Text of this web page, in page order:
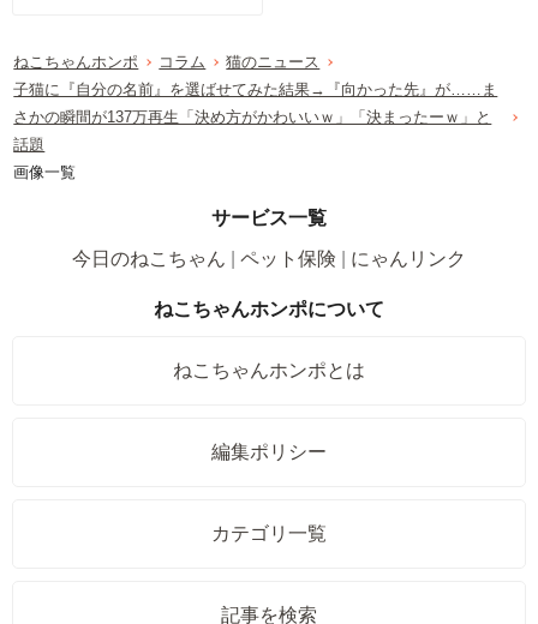
ねこちゃんホンポ コラム
猫のニュース
子猫に『自分の名前』を選ばせてみた結果→『向かった先』が……ま
さかの瞬間が137万再生「決め方がかわいいｗ」「決まったーｗ」と
話題
画像一覧
サービス一覧
今日のねこちゃん
ペット保険 にゃんリンク
ねこちゃんホンポについて
ねこちゃんホンポとは
編集ポリシー
カテゴリ一覧
記事を検索